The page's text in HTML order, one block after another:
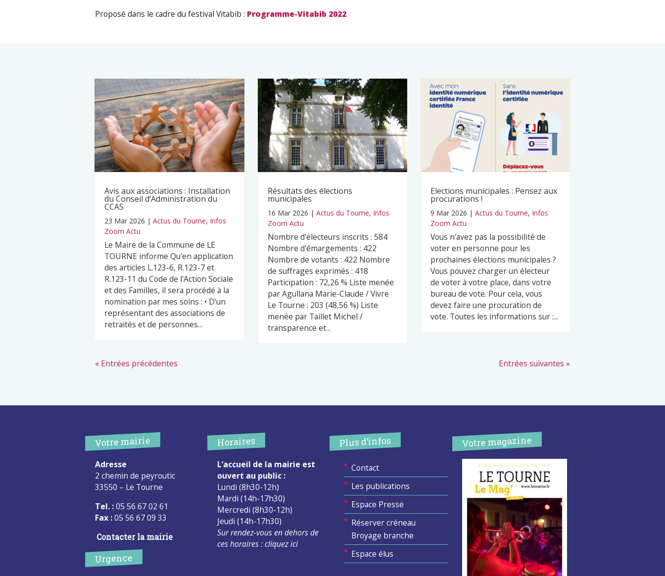
Proposé dans le cadre du festival Vitabib : Programme-Vitabib 2022
Avis aux associations : Installation
du Conseil d’Administration du
CCAS
23 Mar 2026 | Actus du Tourne, Infos
Zoom Actu
Le Maire de la Commune de LE
TOURNE informe Qu'en application
des articles L.123-6, R.123-7 et
R.123-11 du Code de l'Action Sociale
et des Familles, il sera procédé à la
nomination par mes soins : • D'un
représentant des associations de
retraités et de personnes...
Résultats des élections
municipales
16 Mar 2026 | Actus du Tourne, Infos
Zoom Actu
Nombre d'électeurs inscrits : 584
Nombre d'émargements : 422
Nombre de votants : 422 Nombre
de suffrages exprimés : 418
Participation : 72,26 % Liste menée
par Agullana Marie-Claude / Vivre
Le Tourne : 203 (48,56 %) Liste
menée par Taillet Michel /
transparence et...
Elections municipales : Pensez aux
procurations !
9 Mar 2026 |Actus du Tourne, Infos
Zoom Actu
Vous n'avez pas la possibilité de
voter en personne pour les
prochaines élections municipales ?
Vous pouvez charger un électeur
de voter à votre place, dans votre
bureau de vote. Pour cela, vous
devez faire une procuration de
vote. Toutes les informations sur :...
« Entrées précédentes Entrées suivantes »
Votre mairie
Adresse
2 chemin de peyroutic
33550 – Le Tourne
Tel. :05 56 67 02 61
Fax :05 56 67 09 33
Contacter la mairie
Urgence
Horaires
L’accueil de la mairie est
ouvert au public :
Lundi (8h30-12h)
Mardi (14h-17h30)
Mercredi (8h30-12h)
Jeudi (14h-17h30)
Sur rendez-vous en dehors de
ces horaires :cliquez ici
Plus d’infos
Contact
Les publications
Espace Presse
Réserver créneau
Broyage branche
Espace élus
Votre magazine